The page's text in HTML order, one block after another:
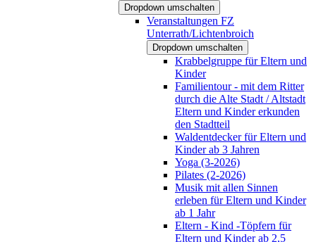
Dropdown umschalten
Veranstaltungen FZ
Unterrath/Lichtenbroich
Dropdown umschalten
Krabbelgruppe für Eltern und
Kinder
Familientour - mit dem Ritter
durch die Alte Stadt / Altstadt
Eltern und Kinder erkunden
den Stadtteil
Waldentdecker für Eltern und
Kinder ab 3 Jahren
Yoga (3-2026)
Pilates (2-2026)
Musik mit allen Sinnen
erleben für Eltern und Kinder
ab 1 Jahr
Eltern - Kind -Töpfern für
Eltern und Kinder ab 2,5